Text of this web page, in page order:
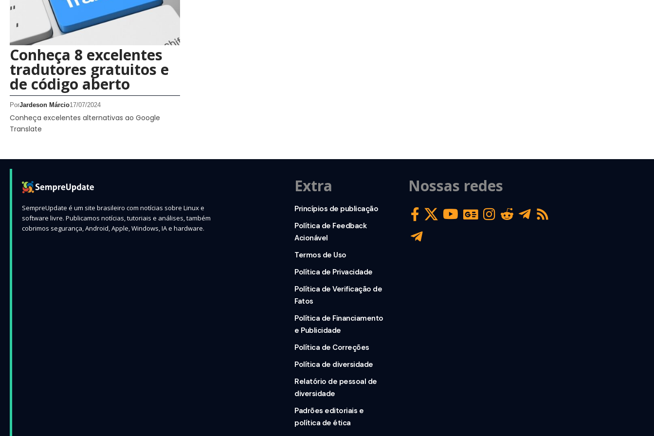
Conheça 8 excelentes
tradutores gratuitos e
de código aberto
PorJardeson Márcio17/07/2024
Conheça excelentes alternativas ao Google
Translate
SempreUpdate é um site brasileiro com notícias sobre Linux e
software livre. Publicamos notícias, tutoriais e análises, também
cobrimos segurança, Android, Apple, Windows, IA e hardware.
Extra
Princípios de publicação
Política de Feedback
Acionável
Termos de Uso
Política de Privacidade
Política de Verificação de
Fatos
Política de Financiamento
e Publicidade
Política de Correções
Política de diversidade
Relatório de pessoal de
diversidade
Padrões editoriais e
política de ética
Nossas redes